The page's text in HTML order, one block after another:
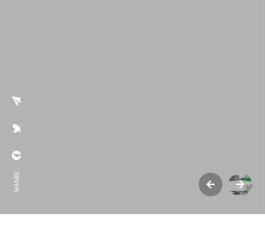
SHARE: